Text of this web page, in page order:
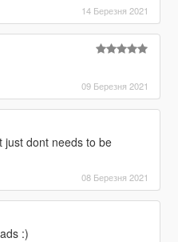
14 Березня 2021
09 Березня 2021
just dont needs to be
08 Березня 2021
:)